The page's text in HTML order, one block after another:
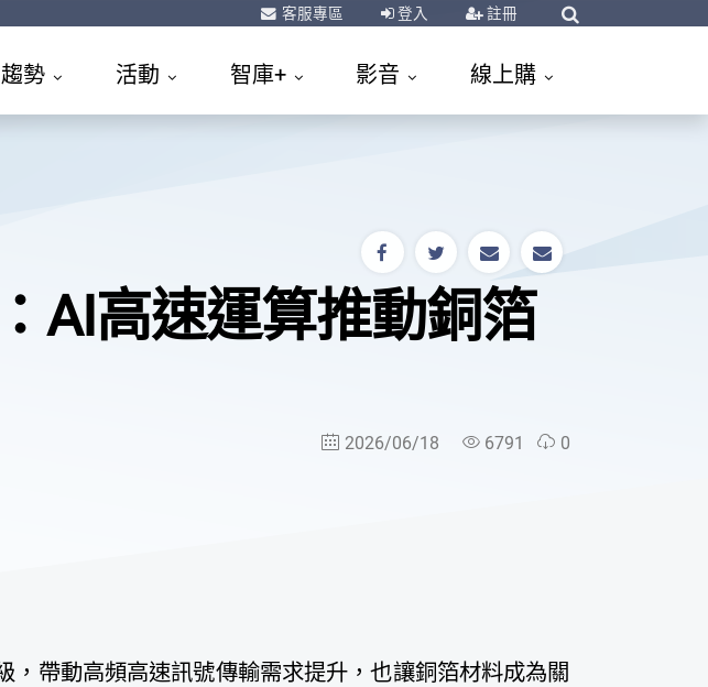
客服專區 登入 註冊
趨勢 活動 智庫+ 影音 線上購
AI高速運算推動銅箔
2026/06/18 6791 0
，帶動高頻高速訊號傳輸需求提升，也讓銅箔材料成為關